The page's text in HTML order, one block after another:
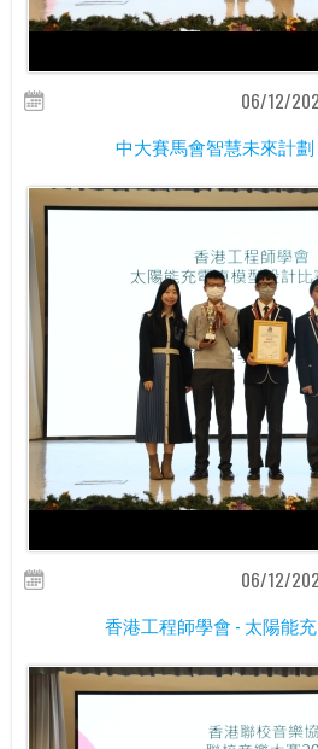
06/12/
中大賽馬會智慧未來計劃
06/12/
香港工程師學會 - 太陽能